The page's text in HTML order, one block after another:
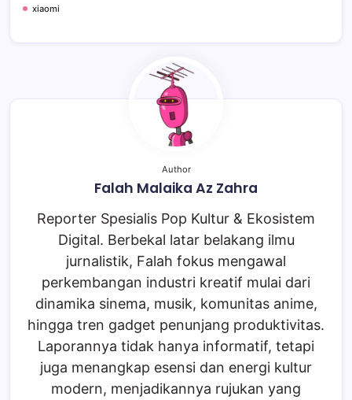
xiaomi
Author
Falah Malaika Az Zahra
Reporter Spesialis Pop Kultur & Ekosistem
Digital. Berbekal latar belakang ilmu
jurnalistik, Falah fokus mengawal
perkembangan industri kreatif mulai dari
dinamika sinema, musik, komunitas anime,
hingga tren gadget penunjang produktivitas.
Laporannya tidak hanya informatif, tetapi
juga menangkap esensi dan energi kultur
modern, menjadikannya rujukan yang